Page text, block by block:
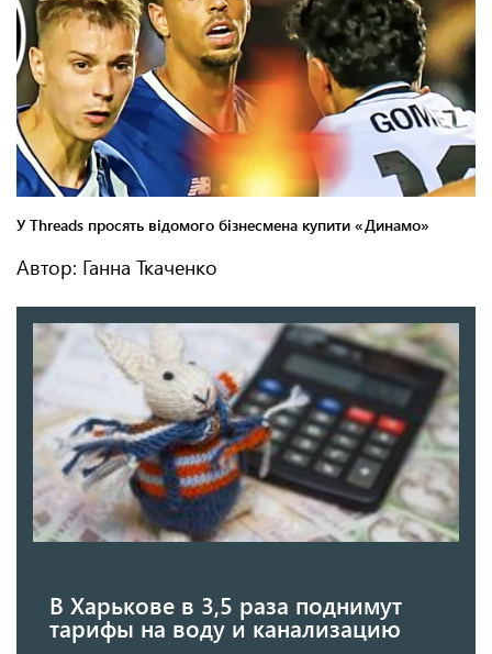
Автор: Ганна Ткаченко
В Харькове в 3,5 раза поднимут
тарифы на воду и канализацию